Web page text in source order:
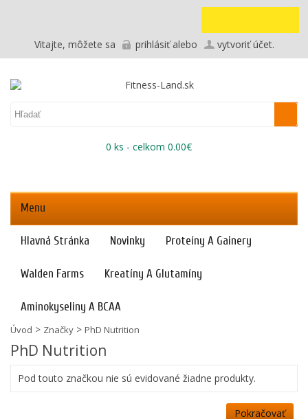
Vitajte, môžete sa prihlásiťalebo vytvoriť účet.
0 ks - celkom 0.00€
Menu
Hlavná Stránka Novinky Proteíny A Gainery
Walden Farms Kreatíny A Glutamíny
Aminokyseliny A BCAA
Úvod > Značky > PhD Nutrition
PhD Nutrition
Pod touto značkou nie sú evidované žiadne produkty.
Pokračovať